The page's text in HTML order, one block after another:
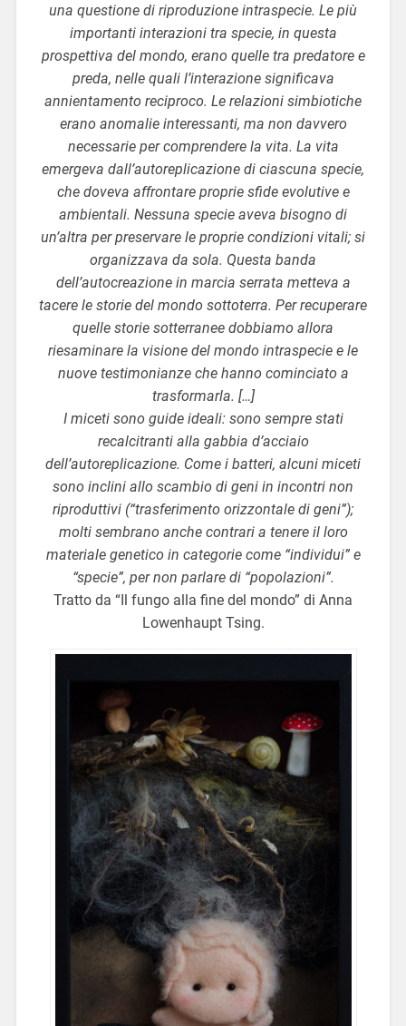
una questione di riproduzione intraspecie. Le più
importanti interazioni tra specie, in questa
prospettiva del mondo, erano quelle tra predatore e
preda, nelle quali l’interazione significava
annientamento reciproco. Le relazioni simbiotiche
erano anomalie interessanti, ma non davvero
necessarie per comprendere la vita. La vita
emergeva dall’autoreplicazione di ciascuna specie,
che doveva affrontare proprie sfide evolutive e
ambientali. Nessuna specie aveva bisogno di
un’altra per preservare le proprie condizioni vitali; si
organizzava da sola. Questa banda
dell’autocreazione in marcia serrata metteva a
tacere le storie del mondo sottoterra. Per recuperare
quelle storie sotterranee dobbiamo allora
riesaminare la visione del mondo intraspecie e le
nuove testimonianze che hanno cominciato a
trasformarla. […]
I miceti sono guide ideali: sono sempre stati
recalcitranti alla gabbia d’acciaio
dell’autoreplicazione. Come i batteri, alcuni miceti
sono inclini allo scambio di geni in incontri non
riproduttivi (“trasferimento orizzontale di geni”);
molti sembrano anche contrari a tenere il loro
materiale genetico in categorie come “individui” e
“specie”, per non parlare di “popolazioni”.
Tratto da “Il fungo alla fine del mondo” di Anna
Lowenhaupt Tsing.